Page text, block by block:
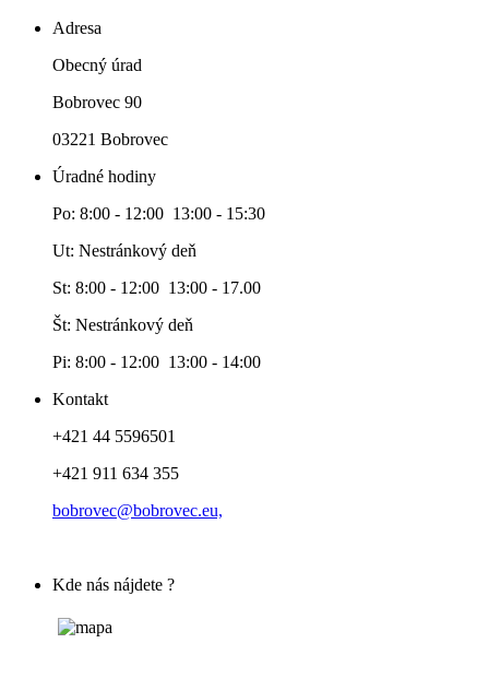
Adresa
Obecný úrad
Bobrovec 90
03221 Bobrovec
Úradné hodiny
Po: 8:00 - 12:00 13:00 - 15:30
Ut: Nestránkový deň
St: 8:00 - 12:00 13:00 - 17.00
Št: Nestránkový deň
Pi: 8:00 - 12:00 13:00 - 14:00
Kontakt
+421 44 5596501
+421 911 634 355
bobrovec@bobrovec.eu,
Kde nás nájdete ?